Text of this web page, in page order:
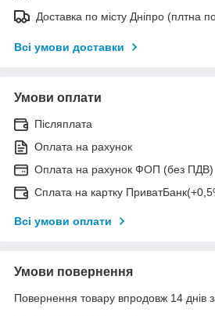
Доставка по місту Дніпро (плтна
Всі умови доставки
Умови оплати
Післяплата
Оплата на рахунок
Оплата на рахунок ФОП (без ПДВ)
Сплата на картку
Всі умови оплати
Умови повернення
Повернення товару впродовж 14 днів